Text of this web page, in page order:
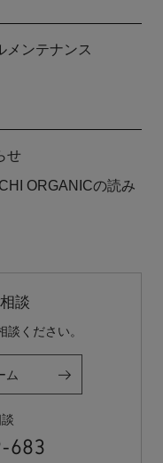
メンテナンス
せ
ORGANICの読み
談
ください。
ム
683